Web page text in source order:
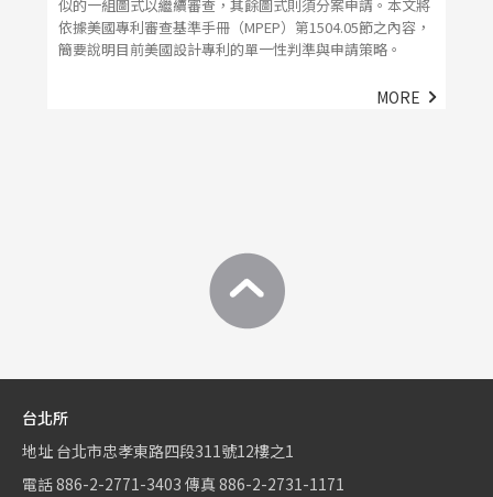
似的一組圖式以繼續審查，其餘圖式則須分案申請。本文將
依據美國專利審查基準手冊（MPEP）第1504.05節之內容，
簡要說明目前美國設計專利的單一性判準與申請策略。
MORE
台北所
地址 台北市忠孝東路四段311號12樓之1
電話886-2-2771-3403 傳真 886-2-2731-1171